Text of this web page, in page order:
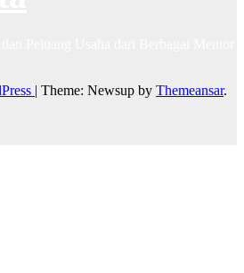
| Theme: Newsup by Themeansar.